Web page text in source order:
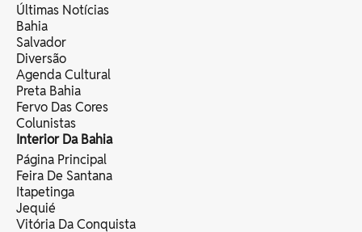
Últimas Notícias
Bahia
Salvador
Diversão
Agenda Cultural
Preta Bahia
Fervo Das Cores
Colunistas
Interior Da Bahia
Página Principal
Feira De Santana
Itapetinga
Jequié
Vitória Da Conquista